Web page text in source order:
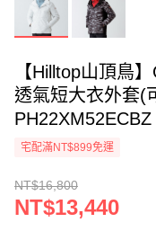
【Hilltop山頂鳥
透氣短大衣外套(
PH22XM52ECBZ
宅配滿NT$899免運
NT$16,800
NT$13,440